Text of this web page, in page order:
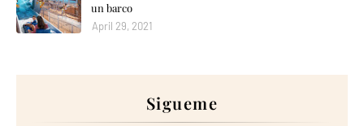
un barco
April 29, 2021
Sigueme